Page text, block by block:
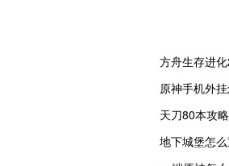
方舟生存进
原神手机外
天刀80本攻
地下城堡怎